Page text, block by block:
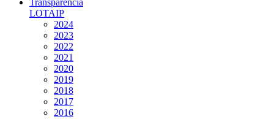
Transparencia
LOTAIP
2024
2023
2022
2021
2020
2019
2018
2017
2016